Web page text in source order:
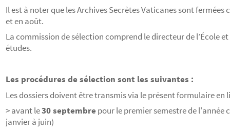
Il est à noter que les Archives Secrètes Vaticanes sont fermées
et en août.
La commission de sélection comprend le directeur de l’École
études.
Les procédures de sélection sont les suivantes :
Les dossiers doivent être transmis via le présent formulaire
> avant le30 septembre pour le premier semestre de l'année
janvier à juin)